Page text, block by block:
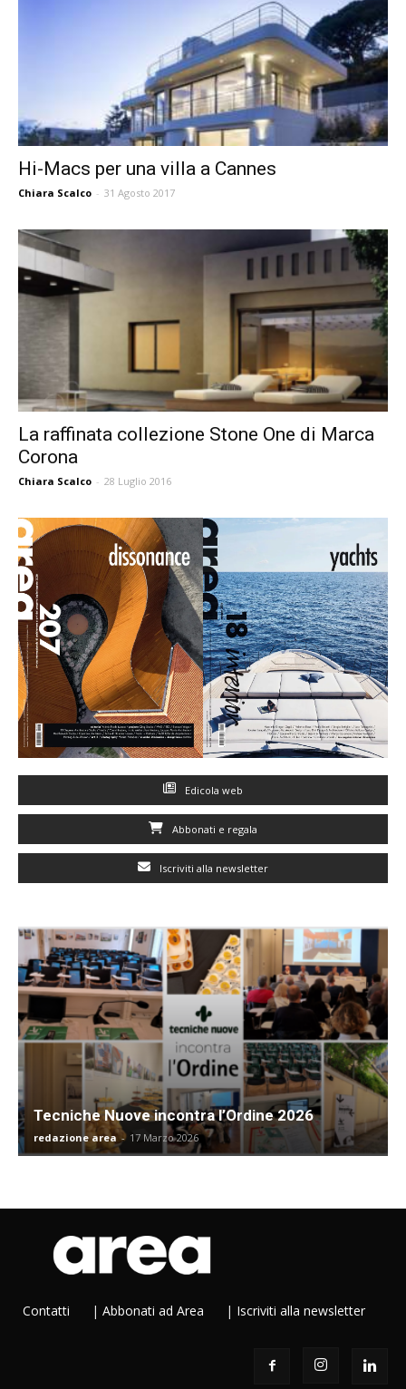
Hi-Macs per una villa a Cannes
Chiara Scalco - 31 Agosto 2017
La raffinata collezione Stone One di Marca
Corona
Chiara Scalco - 28 Luglio 2016
Edicola web
Abbonati e regala
Iscriviti alla newsletter
Tecniche Nuove incontra l’Ordine 2026
redazione area- 17 Marzo 2026
Contatti | Abbonati ad Area | Iscriviti alla newsletter